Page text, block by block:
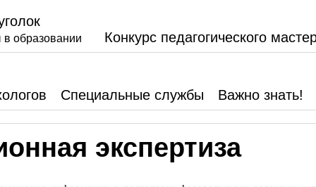
образовании Конкурс педагогического
Специальные службы Важно знать!
экспертиза